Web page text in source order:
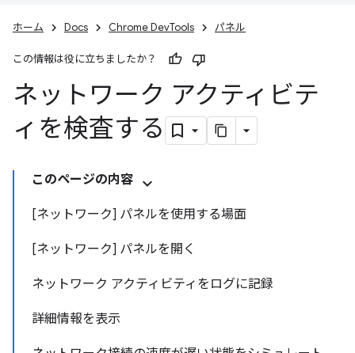
ホーム Docs Chrome DevTools パネル
この情報は役に立ちましたか？
ネットワーク アクティビテ
ィを検査する
このページの内容
[ネットワーク] パネルを使用する場面
[ネットワーク] パネルを開く
ネットワーク アクティビティをログに記録
詳細情報を表示